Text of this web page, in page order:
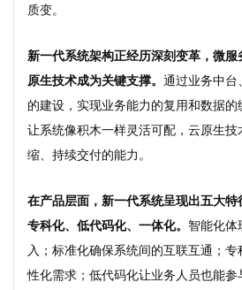
质变。
新一代系统架构正经历深刻变革，微
原生技术成为关键支撑。 通过业务中台
的建设，实现业务能力的复用和数据
让系统像积木一样灵活可配，云原生
缩、持续交付的能力。
在产品层面，新一代系统呈现出五大特
专科化、低代码化、一体化。 智能化体
入；标准化确保系统间的互联互通；
性化需求；低代码化让业务人员也能